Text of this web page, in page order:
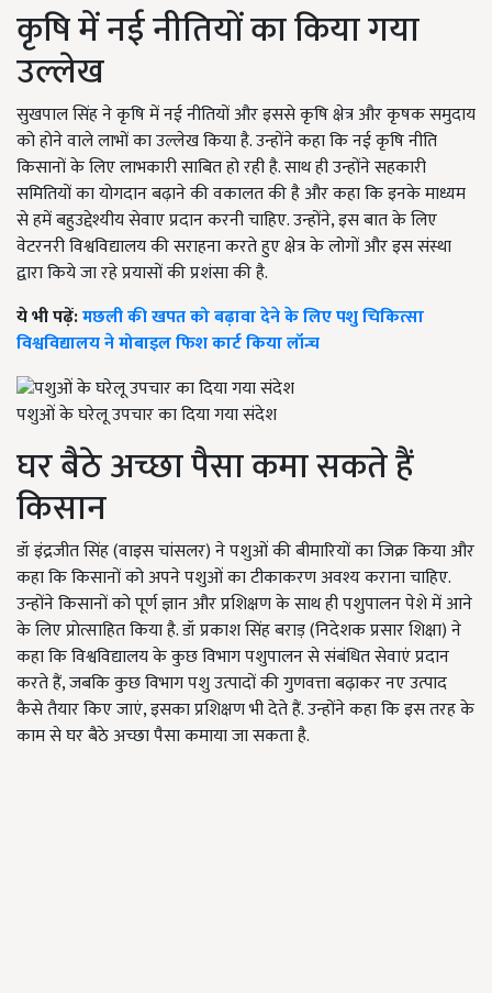
कृषि में नई नीतियों का किया गया
उल्लेख
सुखपाल सिंह ने कृषि में नई नीतियों और इससे कृषि क्षेत्र और कृषक समुदाय
को होने वाले लाभों का उल्लेख किया है. उन्होंने कहा कि नई कृषि नीति
किसानों के लिए लाभकारी साबित हो रही है. साथ ही उन्होंने सहकारी
समितियों का योगदान बढ़ाने की वकालत की है और कहा कि इनके माध्यम
से हमें बहुउद्देश्यीय सेवाए प्रदान करनी चाहिए. उन्होंने, इस बात के लिए
वेटरनरी विश्वविद्यालय की सराहना करते हुए क्षेत्र के लोगों और इस संस्था
द्वारा किये जा रहे प्रयासों की प्रशंसा की है.
ये भी पढ़ें:मछली की खपत को बढ़ावा देने के लिए पशु चिकित्सा
विश्वविद्यालय ने मोबाइल फिश कार्ट किया लॉन्च
पशुओं के घरेलू उपचार का दिया गया संदेश
घर बैठे अच्छा पैसा कमा सकते हैं
किसान
डॉ इंद्रजीत सिंह (वाइस चांसलर) ने पशुओं की बीमारियों का जिक्र किया और
कहा कि किसानों को अपने पशुओं का टीकाकरण अवश्य कराना चाहिए.
उन्होंने किसानों को पूर्ण ज्ञान और प्रशिक्षण के साथ ही पशुपालन पेशे में आने
के लिए प्रोत्साहित किया है. डॉ प्रकाश सिंह बराड़ (निदेशक प्रसार शिक्षा) ने
कहा कि विश्वविद्यालय के कुछ विभाग पशुपालन से संबंधित सेवाएं प्रदान
करते हैं, जबकि कुछ विभाग पशु उत्पादों की गुणवत्ता बढ़ाकर नए उत्पाद
कैसे तैयार किए जाएं, इसका प्रशिक्षण भी देते हैं. उन्होंने कहा कि इस तरह के
काम से घर बैठे अच्छा पैसा कमाया जा सकता है.